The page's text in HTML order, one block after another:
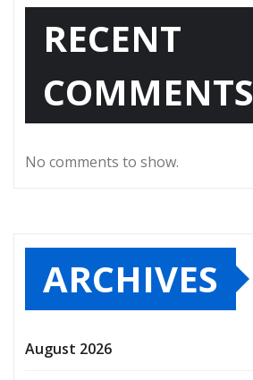
RECENT
COMMENTS
No comments to show.
ARCHIVES
August 2026